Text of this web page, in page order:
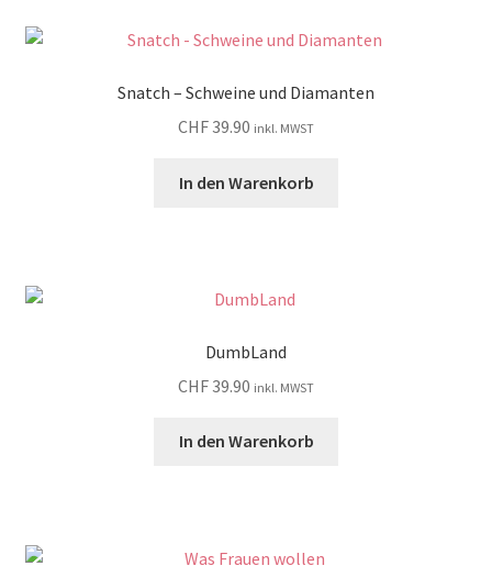
Snatch – Schweine und Diamanten
CHF39.90 inkl. MWST
In den Warenkorb
DumbLand
CHF39.90 inkl. MWST
In den Warenkorb